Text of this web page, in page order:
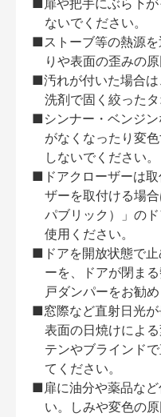
■扉や把手にぶら下
ないでください。
■ストーブ等の熱源
りや表面の歪みの原
■汚れが付いた場合
洗剤で固く絞ったタ
■シンナー・ベンジ
がなくなったり変
しないでください。
■ドアクローザーは
ザーを取付ける場
パブリック）」の
使用ください。
■ドアを開放状態で
ーを、ドアが閉ま
戸ダンパーをお勧め
■窓際など直射日光が
表面の日焼けによ
テンやブラインド
てください。
■扉に油分や薬品など
い。しみや変色の原